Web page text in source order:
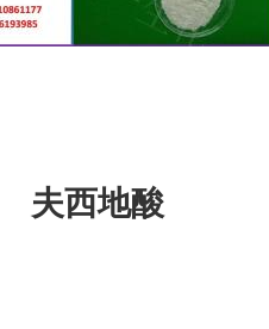
夫西地酸